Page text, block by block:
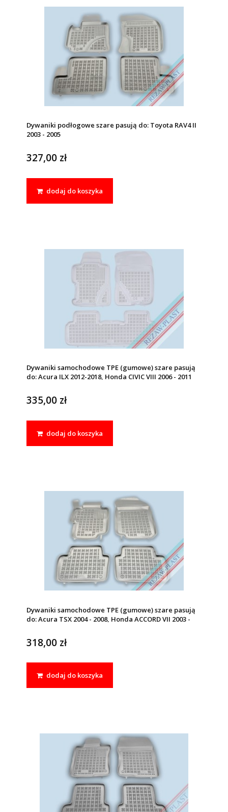
Dywaniki podłogowe szare pasują do: Toyota RAV4 II
2003 - 2005
327,00 zł
dodaj do koszyka
Dywaniki samochodowe TPE (gumowe) szare pasują
do: Acura ILX 2012-2018, Honda CIVIC VIII 2006 - 2011
335,00 zł
dodaj do koszyka
Dywaniki samochodowe TPE (gumowe) szare pasują
do: Acura TSX 2004 - 2008, Honda ACCORD VII 2003 -
318,00 zł
dodaj do koszyka